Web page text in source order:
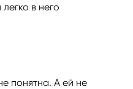
в него
понятна. А ей не